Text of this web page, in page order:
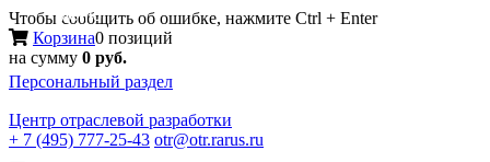
Чтобы сообщить об ошибке, нажмите Ctrl + Enter
Корзина0 позиций
на сумму 0 руб.
Персональный раздел
Центр отраслевой разработки
+ 7 (495) 777-25-43 otr@otr.rarus.ru
Меню